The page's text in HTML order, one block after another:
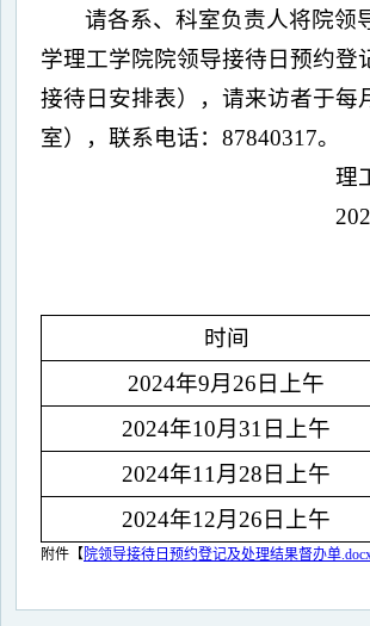
请各系、科室负责人将院领
学理工学院院领导接待日预约
接待日安排表），请来访者于每
室），联系电话：87840317。
理工学院
2024年9
时间
2024年9月26日上午
2024年10月31日上午
2024年11月28日上午
2024年12月26日上午
附件【院领导接待日预约登记及处理结果督办单